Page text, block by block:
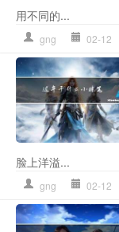
用不同的...
gng 02-12
脸上洋溢...
gng 02-12